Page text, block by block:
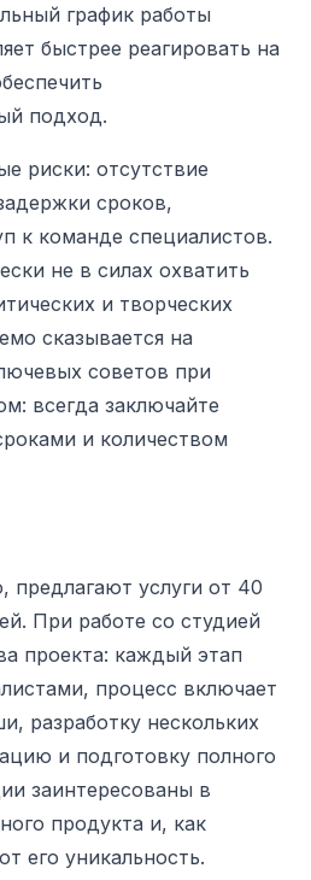
график работы
быстрее реагировать на
подход.
риски: отсутствие
сроков,
к команде специалистов.
не в силах охватить
и творческих
сказывается на
советов при
всегда заключайте
и количеством
предлагают услуги от 40
При работе со студией
проекта: каждый этап
процесс включает
разработку нескольких
и подготовку полного
заинтересованы в
продукта и, как
его уникальность.